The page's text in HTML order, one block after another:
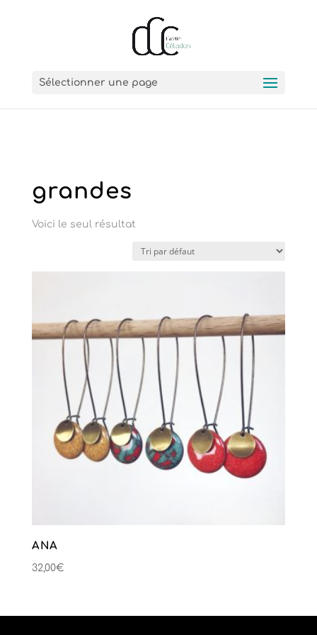
Sélectionner une page
grandes
Voici le seul résultat
ANA
32,00€